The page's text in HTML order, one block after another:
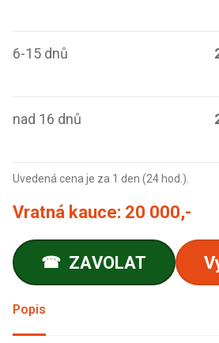
6-15 dnů
nad 16 dnů
Uvedená cena je za 1 den (24 hod.).
Vratná kauce: 20 000,-
☎ ZAVOLAT
Popis